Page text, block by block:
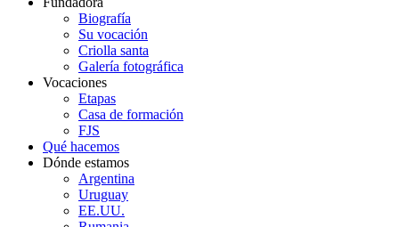
Biografía
Su vocación
Criolla santa
Galería fotográfica
Vocaciones
Etapas
Casa de formación
FJS
Qué hacemos
Dónde estamos
Argentina
Uruguay
EE.UU.